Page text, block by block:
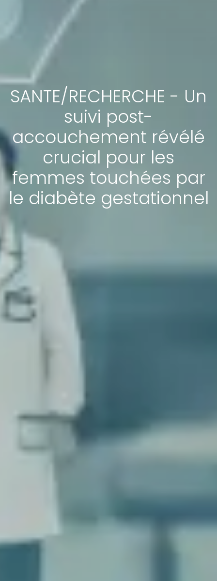
SANTE/RECHERCHE - Un
suivi post-
accouchement révélé
crucial pour les
femmes touchées par
le diabète gestationnel